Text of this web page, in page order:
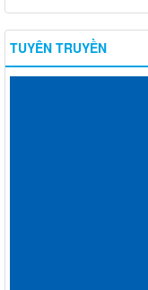
TUYÊN TRUYỀN